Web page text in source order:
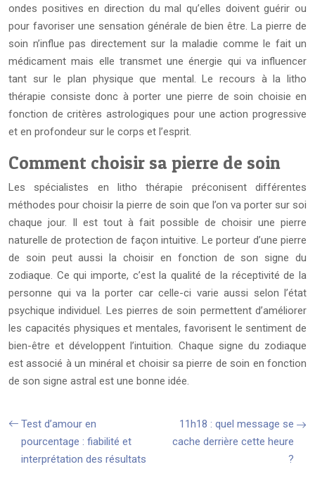
ondes positives en direction du mal qu’elles doivent guérir ou
pour favoriser une sensation générale de bien être. La pierre de
soin n’influe pas directement sur la maladie comme le fait un
médicament mais elle transmet une énergie qui va influencer
tant sur le plan physique que mental. Le recours à la litho
thérapie consiste donc à porter une pierre de soin choisie en
fonction de critères astrologiques pour une action progressive
et en profondeur sur le corps et l’esprit.
Comment choisir sa pierre de soin
Les spécialistes en litho thérapie préconisent différentes
méthodes pour choisir la pierre de soin que l’on va porter sur soi
chaque jour. Il est tout à fait possible de choisir une pierre
naturelle de protection de façon intuitive. Le porteur d’une pierre
de soin peut aussi la choisir en fonction de son signe du
zodiaque. Ce qui importe, c’est la qualité de la réceptivité de la
personne qui va la porter car celle-ci varie aussi selon l’état
psychique individuel. Les pierres de soin permettent d’améliorer
les capacités physiques et mentales, favorisent le sentiment de
bien-être et développent l’intuition. Chaque signe du zodiaque
est associé à un minéral et choisir sa pierre de soin en fonction
de son signe astral est une bonne idée.
Test d’amour en
pourcentage : fiabilité et
interprétation des résultats
11h18 : quel message se
cache derrière cette heure
?